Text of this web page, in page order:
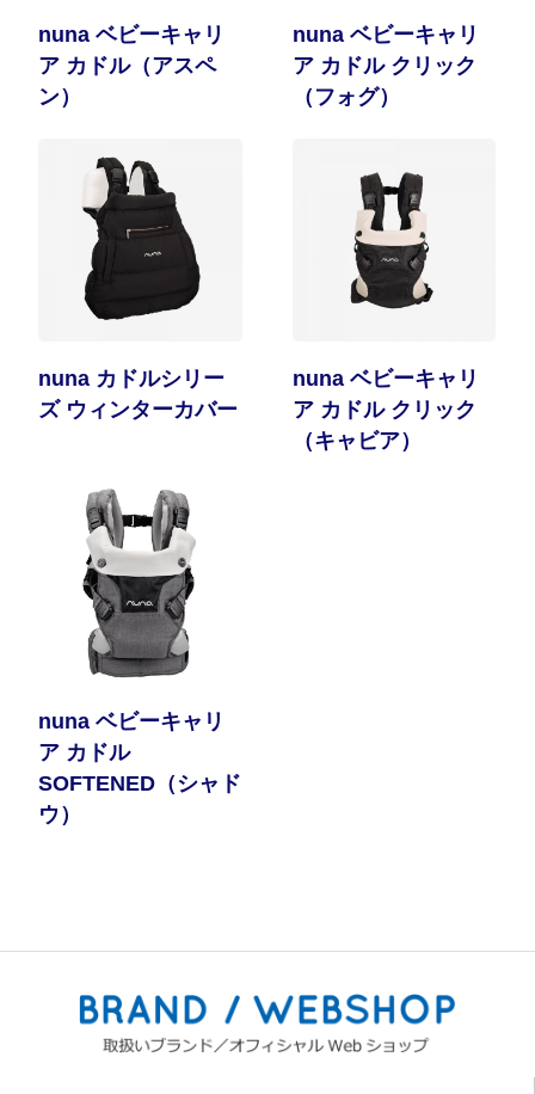
nuna ベビーキャリ
ア カドル（アスペ
ン）
nuna ベビーキャリ
ア カドル クリック
（フォグ）
nuna カドルシリー
ズ ウィンターカバー
nuna ベビーキャリ
ア カドル クリック
（キャビア）
nuna ベビーキャリ
ア カドル
SOFTENED（シャド
ウ）